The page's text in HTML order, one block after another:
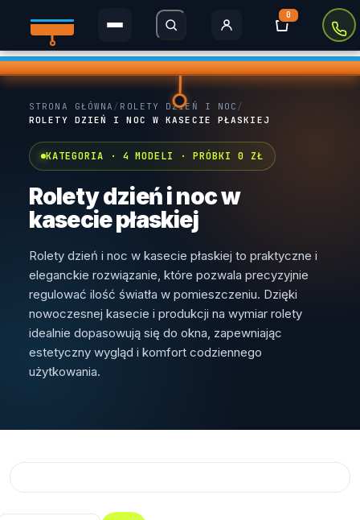
0
Rolety Dzień i Noc
Rolety w kasecie
Plisy
Rolety MINI
Rolety zaciemniające
Rolety Thermo
Rolety dachowe
Moskitiery
STRONA GŁÓWNA / ROLETY DZIEŃ I NOC /
ROLETY DZIEŃ I NOC W KASECIE PŁASKIEJ
KATEGORIA · 4 MODELI · PRÓBKI 0 ZŁ
Rolety dzień i noc w
kasecie płaskiej
Rolety dzień i noc w kasecie płaskiej to praktyczne i
eleganckie rozwiązanie, które pozwala precyzyjnie
regulować ilość światła w pomieszczeniu. Dzięki
nowoczesnej kasecie i produkcji na wymiar rolety
idealnie dopasowują się do okna, zapewniając
estetyczny wygląd i komfort codziennego
użytkowania.